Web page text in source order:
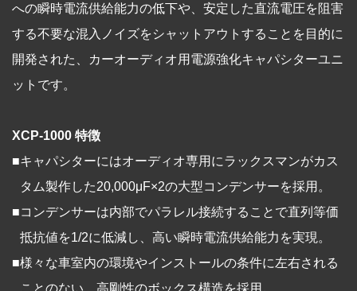
への瞬時電流供給能力の低下や、安定した直流電圧を阻害
する不要な混入ノイズをシャットアウトすることを目的に
開発された、カーオーディオ用電源強化キャパシターユニ
ットです。
XCP-1000 特徴
■キャパシターにはオーディオ専用にラックスマンがカス
タム製作した20,000μF×2の大型コンデンサーを採用。
■コンデンサーは内部でパラレル接続することで直列等価
抵抗値を1/2に低減し、高い瞬時電流供給能力を実現。
■様々な車室内の環境やインストールの条件に左右される
ことのない、高剛性のボックス構造を採用。